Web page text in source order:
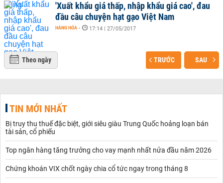
'Xuất khẩu giá thấp, nhập khẩu giá cao', đau
đầu câu chuyện hạt gạo Việt Nam
HÀNG HÓA - 17:14 | 27/05/2017
Theo ngày TRƯỚC SAU
TIN MỚI NHẤT
Bị truy thu thuế đặc biệt, giới siêu giàu Trung Quốc hoảng loạn bán
tài sản, cổ phiếu
Top ngân hàng tăng trưởng cho vay mạnh nhất nửa đầu năm 2026
Chứng khoán VIX chốt ngày chia cổ tức ngay trong tháng 8